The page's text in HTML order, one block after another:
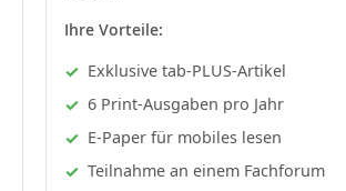
Ihre Vorteile:
Exklusive tab-PLUS-Artikel
6 Print-Ausgaben pro Jahr
E-Paper für mobiles lesen
Teilnahme an einem Fachforum